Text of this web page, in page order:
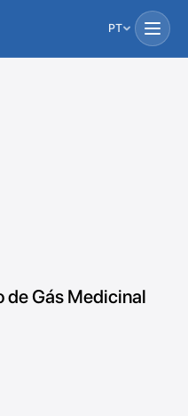
PT
de Gás Medicinal